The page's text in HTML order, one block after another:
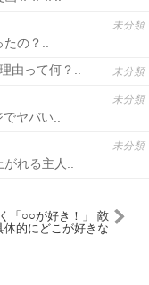
未分類
の？..
未分類
由って何？..
未分類
ヤバい..
未分類
れる主人..
「○○が好き！」 敵
体的にどこが好きな